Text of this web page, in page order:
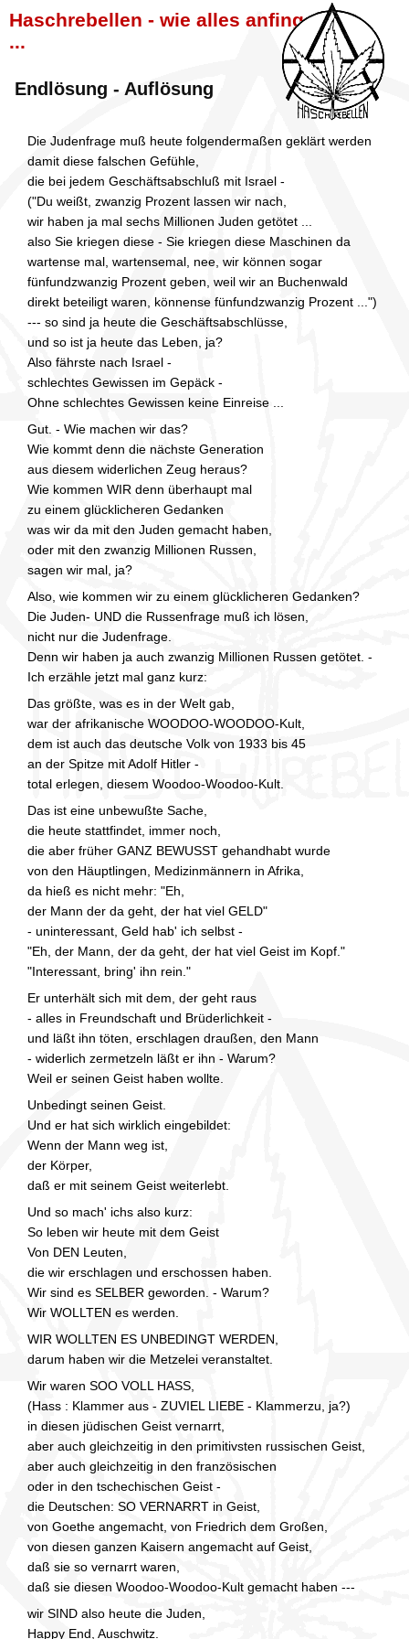
Haschrebellen - wie alles anfing
...
Endlösung - Auflösung
Die Judenfrage muß heute folgendermaßen geklärt werden
damit diese falschen Gefühle,
die bei jedem Geschäftsabschluß mit Israel -
("Du weißt, zwanzig Prozent lassen wir nach,
wir haben ja mal sechs Millionen Juden getötet ...
also Sie kriegen diese - Sie kriegen diese Maschinen da
wartense mal, wartensemal, nee, wir können sogar
fünfundzwanzig Prozent geben, weil wir an Buchenwald
direkt beteiligt waren, könnense fünfundzwanzig Prozent ...")
--- so sind ja heute die Geschäftsabschlüsse,
und so ist ja heute das Leben, ja?
Also fährste nach Israel -
schlechtes Gewissen im Gepäck -
Ohne schlechtes Gewissen keine Einreise ...
Gut. - Wie machen wir das?
Wie kommt denn die nächste Generation
aus diesem widerlichen Zeug heraus?
Wie kommen WIR denn überhaupt mal
zu einem glücklicheren Gedanken
was wir da mit den Juden gemacht haben,
oder mit den zwanzig Millionen Russen,
sagen wir mal, ja?
Also, wie kommen wir zu einem glücklicheren Gedanken?
Die Juden- UND die Russenfrage muß ich lösen,
nicht nur die Judenfrage.
Denn wir haben ja auch zwanzig Millionen Russen getötet. -
Ich erzähle jetzt mal ganz kurz:
Das größte, was es in der Welt gab,
war der afrikanische WOODOO-WOODOO-Kult,
dem ist auch das deutsche Volk von 1933 bis 45
an der Spitze mit Adolf Hitler -
total erlegen, diesem Woodoo-Woodoo-Kult.
Das ist eine unbewußte Sache,
die heute stattfindet, immer noch,
die aber früher GANZ BEWUSST gehandhabt wurde
von den Häuptlingen, Medizinmännern in Afrika,
da hieß es nicht mehr: "Eh,
der Mann der da geht, der hat viel GELD"
- uninteressant, Geld hab' ich selbst -
"Eh, der Mann, der da geht, der hat viel Geist im Kopf."
"Interessant, bring' ihn rein."
Er unterhält sich mit dem, der geht raus
- alles in Freundschaft und Brüderlichkeit -
und läßt ihn töten, erschlagen draußen, den Mann
- widerlich zermetzeln läßt er ihn - Warum?
Weil er seinen Geist haben wollte.
Unbedingt seinen Geist.
Und er hat sich wirklich eingebildet:
Wenn der Mann weg ist,
der Körper,
daß er mit seinem Geist weiterlebt.
Und so mach' ichs also kurz:
So leben wir heute mit dem Geist
Von DEN Leuten,
die wir erschlagen und erschossen haben.
Wir sind es SELBER geworden. - Warum?
Wir WOLLTEN es werden.
WIR WOLLTEN ES UNBEDINGT WERDEN,
darum haben wir die Metzelei veranstaltet.
Wir waren SOO VOLL HASS,
(Hass : Klammer aus - ZUVIEL LIEBE - Klammerzu, ja?)
in diesen jüdischen Geist vernarrt,
aber auch gleichzeitig in den primitivsten russischen Geist,
aber auch gleichzeitig in den französischen
oder in den tschechischen Geist -
die Deutschen: SO VERNARRT in Geist,
von Goethe angemacht, von Friedrich dem Großen,
von diesen ganzen Kaisern angemacht auf Geist,
daß sie so vernarrt waren,
daß sie diesen Woodoo-Woodoo-Kult gemacht haben ---
wir SIND also heute die Juden,
Happy End, Auschwitz.